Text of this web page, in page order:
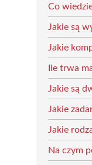
Co
Jakie są
Jakie
Ile trwa
Jakie są
Jakie
Jakie
Na czym